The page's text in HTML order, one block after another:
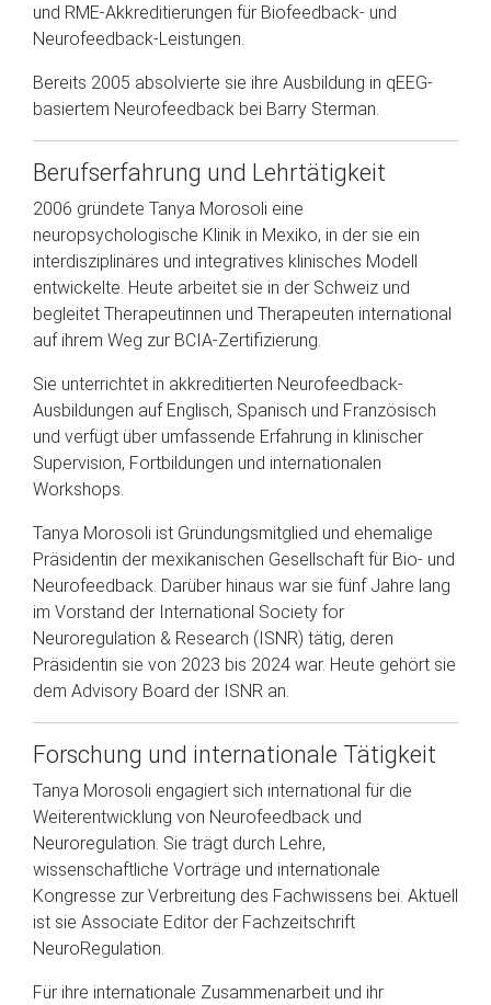
und RME-Akkreditierungen für Biofeedback- und
Neurofeedback-Leistungen.
Bereits 2005 absolvierte sie ihre Ausbildung in qEEG-
basiertem Neurofeedback bei Barry Sterman.
Berufserfahrung und Lehrtätigkeit
2006 gründete Tanya Morosoli eine
neuropsychologische Klinik in Mexiko, in der sie ein
interdisziplinäres und integratives klinisches Modell
entwickelte. Heute arbeitet sie in der Schweiz und
begleitet Therapeutinnen und Therapeuten international
auf ihrem Weg zur BCIA-Zertifizierung.
Sie unterrichtet in akkreditierten Neurofeedback-
Ausbildungen auf Englisch, Spanisch und Französisch
und verfügt über umfassende Erfahrung in klinischer
Supervision, Fortbildungen und internationalen
Workshops.
Tanya Morosoli ist Gründungsmitglied und ehemalige
Präsidentin der mexikanischen Gesellschaft für Bio- und
Neurofeedback. Darüber hinaus war sie fünf Jahre lang
im Vorstand der International Society for
Neuroregulation & Research (ISNR) tätig, deren
Präsidentin sie von 2023 bis 2024 war. Heute gehört sie
dem Advisory Board der ISNR an.
Forschung und internationale Tätigkeit
Tanya Morosoli engagiert sich international für die
Weiterentwicklung von Neurofeedback und
Neuroregulation. Sie trägt durch Lehre,
wissenschaftliche Vorträge und internationale
Kongresse zur Verbreitung des Fachwissens bei. Aktuell
ist sie Associate Editor der Fachzeitschrift
NeuroRegulation.
Für ihre internationale Zusammenarbeit und ihr